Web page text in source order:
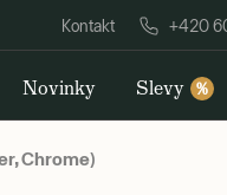
Kontakt +420
Novinky Slevy %
Chrome)